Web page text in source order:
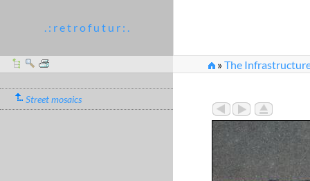
. : r e t r o f u t u r : .
»The
Street mosaics